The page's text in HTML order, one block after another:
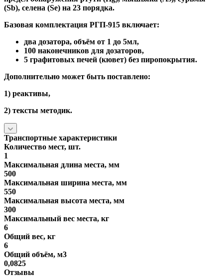
(Sb), селена (Se) на 23 порядка.
Базовая комплектация РГП-915 включает:
два дозатора, объём от 1 до 5мл,
100 наконечников для дозаторов,
5 графитовых печей (кювет) без пиропокрытия.
Дополнительно может быть поставлено:
1) реактивы,
2) тексты методик.
Транспортные характеристики
Количество мест, шт.
1
Максимальная длина места, мм
500
Максимальная ширина места, мм
550
Максимальная высота места, мм
300
Максимальный вес места, кг
6
Общий вес, кг
6
Общий объём, м3
0,0825
Отзывы